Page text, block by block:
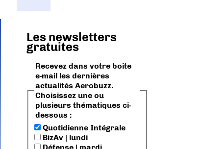
Les newsletters
gratuites
Recevez dans votre boite
e-mail les dernières
actualités Aerobuzz.
Choisissez une ou
plusieurs thématiques ci-
dessous :
Quotidienne Intégrale
BizAv | lundi